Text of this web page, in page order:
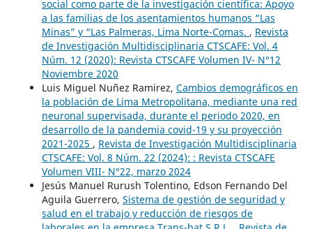
social como parte de la investigación científica: Apoyo
a las familias de los asentamientos humanos “Las
Minas” y “Las Palmeras, Lima Norte-Comas. , Revista
de Investigación Multidisciplinaria CTSCAFE: Vol. 4
Núm. 12 (2020): Revista CTSCAFE Volumen IV- N°12
Noviembre 2020
Luis Miguel Nuñez Ramirez, Cambios demográficos en
la población de Lima Metropolitana, mediante una red
neuronal supervisada, durante el periodo 2020, en
desarrollo de la pandemia covid-19 y su proyección
2021-2025 , Revista de Investigación Multidisciplinaria
CTSCAFE: Vol. 8 Núm. 22 (2024): : Revista CTSCAFE
Volumen VIII- N°22, marzo 2024
Jesús Manuel Rurush Tolentino, Edson Fernando Del
Aguila Guerrero, Sistema de gestión de seguridad y
salud en el trabajo y reducción de riesgos de